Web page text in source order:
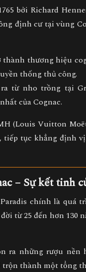
bởi Richard
định cư tại vùng
thành thương hiệu
thống thủ công.
từ nho trồng tại
của Cognac.
(Louis Vuitton
tiếp tục khẳng định
– Sự kết tinh
chính là quá
đời từ25 đến hơn 130
ra những rượu nền
trộn thành một tổng